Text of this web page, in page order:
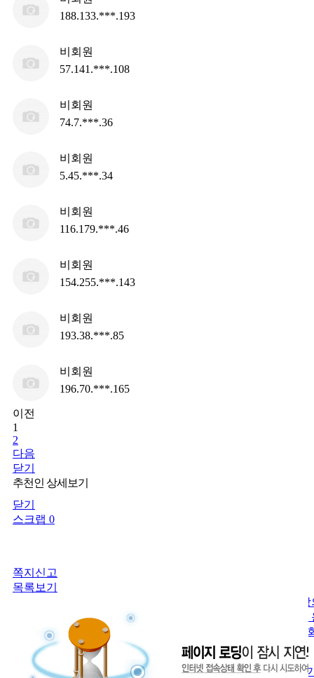
188.133.***.193
비회원
57.141.***.108
비회원
74.7.***.36
비회원
5.45.***.34
비회원
116.179.***.46
비회원
154.255.***.143
비회원
193.38.***.85
비회원
196.70.***.165
이전
1
2
다음
닫기
추천인 상세보기
닫기
스크랩 0
쪽지신고
목록보기
사
OO시 OO동 소재 [업종][가게명] 사랑의가게 신청합니다 가
요* *사무국장 연락 후
사랑의